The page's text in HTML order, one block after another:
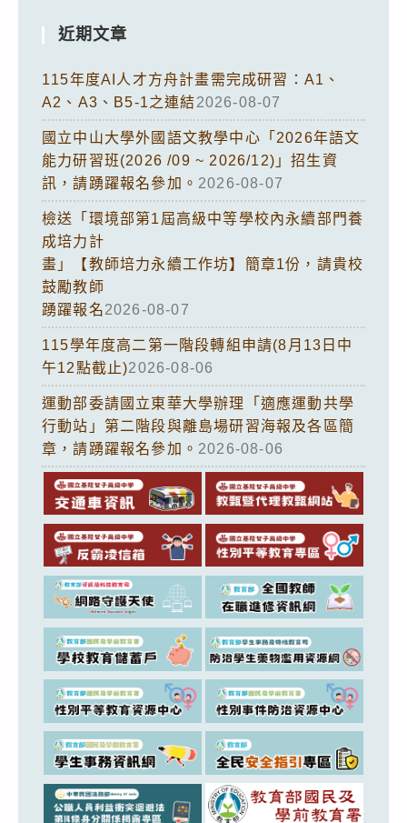
近期文章
115年度AI人才方舟計畫需完成研習：A1、
A2、A3、B5-1之連結2026-08-07
國立中山大學外國語文教學中心「2026年語文
能力研習班(2026 /09 ~ 2026/12)」招生資
訊，請踴躍報名參加。 2026-08-07
檢送「環境部第1屆高級中等學校內永續部門養
成培力計
畫」【教師培力永續工作坊】簡章1份，請貴校
鼓勵教師
踴躍報名2026-08-07
115學年度高二第一階段轉組申請(8月13日中
午12點截止)2026-08-06
運動部委請國立東華大學辦理「適應運動共學
行動站」第二階段與離島場研習海報及各區簡
章，請踴躍報名參加。 2026-08-06